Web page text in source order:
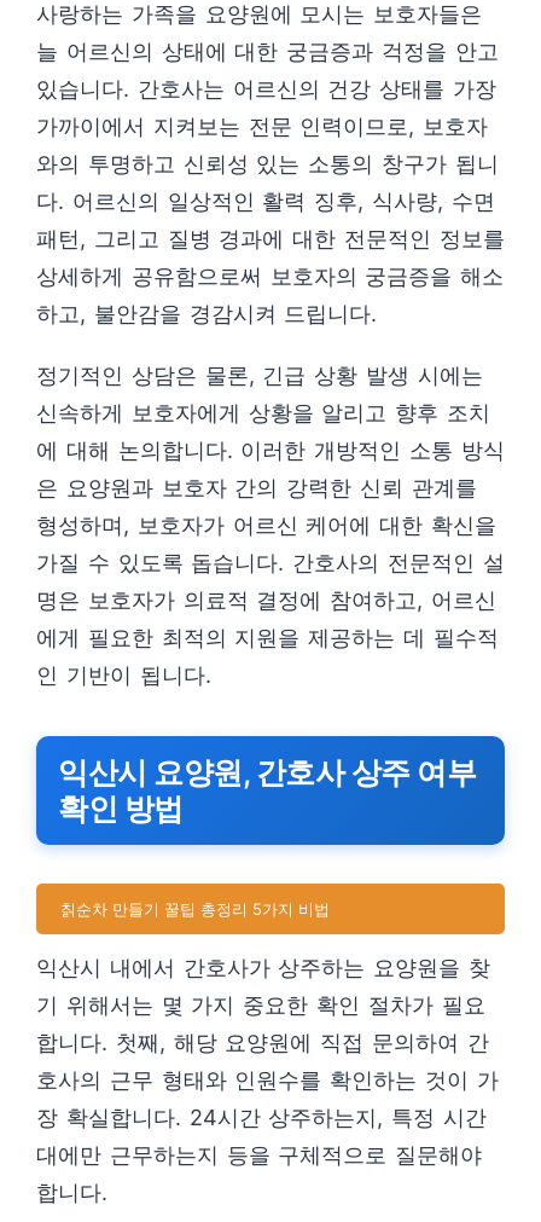
사랑하는 가족을 요양원에 모시는 보호자들은
늘 어르신의 상태에 대한 궁금증과 걱정을 안고
있습니다. 간호사는 어르신의 건강 상태를 가장
가까이에서 지켜보는 전문 인력이므로, 보호자
와의 투명하고 신뢰성 있는 소통의 창구가 됩니
다. 어르신의 일상적인 활력 징후, 식사량, 수면
패턴, 그리고 질병 경과에 대한 전문적인 정보를
상세하게 공유함으로써 보호자의 궁금증을 해소
하고, 불안감을 경감시켜 드립니다.
정기적인 상담은 물론, 긴급 상황 발생 시에는
신속하게 보호자에게 상황을 알리고 향후 조치
에 대해 논의합니다. 이러한 개방적인 소통 방식
은 요양원과 보호자 간의 강력한 신뢰 관계를
형성하며, 보호자가 어르신 케어에 대한 확신을
가질 수 있도록 돕습니다. 간호사의 전문적인 설
명은 보호자가 의료적 결정에 참여하고, 어르신
에게 필요한 최적의 지원을 제공하는 데 필수적
인 기반이 됩니다.
익산시 요양원, 간호사 상주 여부
확인 방법
칡순차 만들기 꿀팁 총정리 5가지 비법
익산시 내에서 간호사가 상주하는 요양원을 찾
기 위해서는 몇 가지 중요한 확인 절차가 필요
합니다. 첫째, 해당 요양원에 직접 문의하여 간
호사의 근무 형태와 인원수를 확인하는 것이 가
장 확실합니다. 24시간 상주하는지, 특정 시간
대에만 근무하는지 등을 구체적으로 질문해야
합니다.